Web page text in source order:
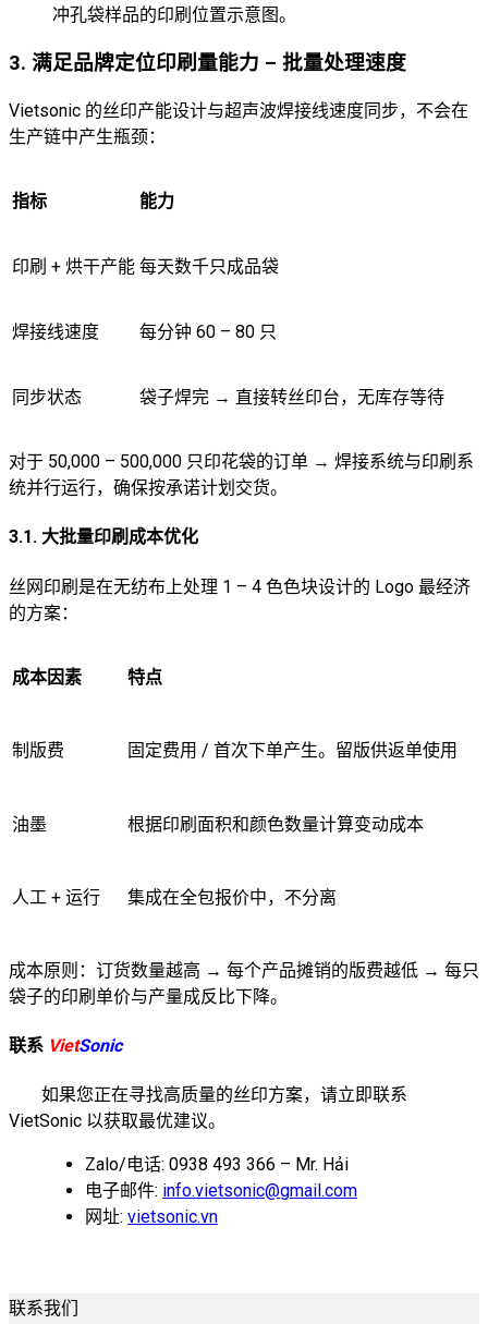
冲孔袋样品的印刷位置示意图。
3. 满足品牌定位印刷量能力 – 批量处理速度
Vietsonic 的丝印产能设计与超声波焊接线速度同步，不会在
生产链中产生瓶颈：
指标 能力
印刷 + 烘干产能 每天数千只成品袋
焊接线速度 每分钟 60 – 80 只
同步状态 袋子焊完 → 直接转丝印台，无库存等待
对于 50,000 – 500,000 只印花袋的订单 → 焊接系统与印刷系
统并行运行，确保按承诺计划交货。
3.1. 大批量印刷成本优化
丝网印刷是在无纺布上处理 1 – 4 色色块设计的 Logo 最经济
的方案：
成本因素 特点
制版费 固定费用 / 首次下单产生。留版供返单使用
油墨 根据印刷面积和颜色数量计算变动成本
人工 + 运行 集成在全包报价中，不分离
成本原则：订货数量越高 → 每个产品摊销的版费越低 → 每只
袋子的印刷单价与产量成反比下降。
联系 VietSonic
如果您正在寻找高质量的丝印方案，请立即联系
VietSonic 以获取最优建议。
Zalo/电话: 0938 493 366 – Mr. Hải
电子邮件: info.vietsonic@gmail.com
网址: vietsonic.vn
联系我们